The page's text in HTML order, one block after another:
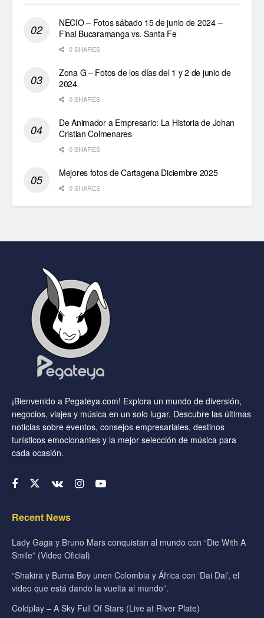
NECIO – Fotos sábado 15 de junio de 2024 –
Final Bucaramanga vs. Santa Fe
0 SHARES
Zona G – Fotos de los días del 1 y 2 de junio de
2024
0 SHARES
De Animador a Empresario: La Historia de Johan
Cristian Colmenares
0 SHARES
Mejores fotos de Cartagena Diciembre 2025
0 SHARES
¡Bienvenido a Pegateya.com! Explora un mundo de diversión,
negocios, viajes y música en un solo lugar. Descubre las últimas
noticias sobre eventos, consejos empresariales, destinos
turísticos emocionantes y la mejor selección de música para
cada ocasión.
Recent News
Lady Gaga y Bruno Mars conquistan al mundo con “Die With A
Smile” (Video Oficial)
“Shakira y Burna Boy unen Colombia y África con ‘Dai Dai’, el
video que está dando la vuelta al mundo”.
Coldplay – A Sky Full Of Stars (Live at River Plate)